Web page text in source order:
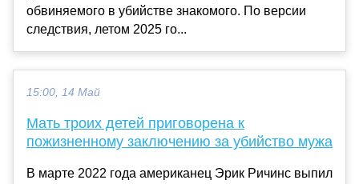
обвиняемого в убийстве знакомого. По версии
следствия, летом 2025 го...
15:00, 14 Май
Мать троих детей приговорена к
пожизненному заключению за убийство мужа
В марте 2022 года американец Эрик Ричинс выпил